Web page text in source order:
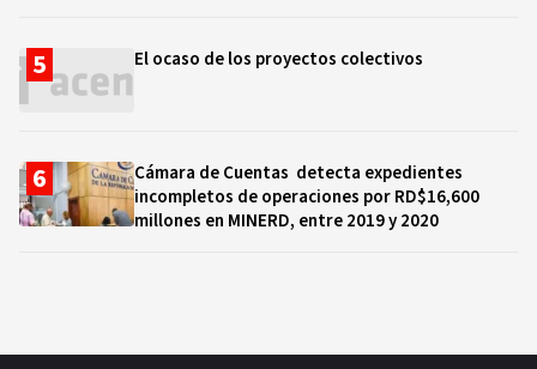
El ocaso de los proyectos colectivos
Cámara de Cuentas detecta expedientes
incompletos de operaciones por RD$16,600
millones en MINERD, entre 2019 y 2020